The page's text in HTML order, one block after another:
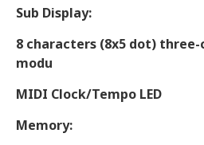
Sub Display:
8 characters (8x5 dot)
modu
MIDI Clock/Tempo LED
Memory: